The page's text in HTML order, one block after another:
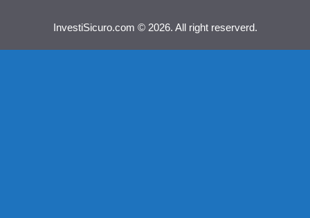
InvestiSicuro.com © 2026. All right reserverd.